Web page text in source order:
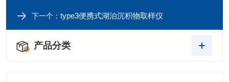
下一个： type3便携式湖泊沉积物取样仪
产品分类